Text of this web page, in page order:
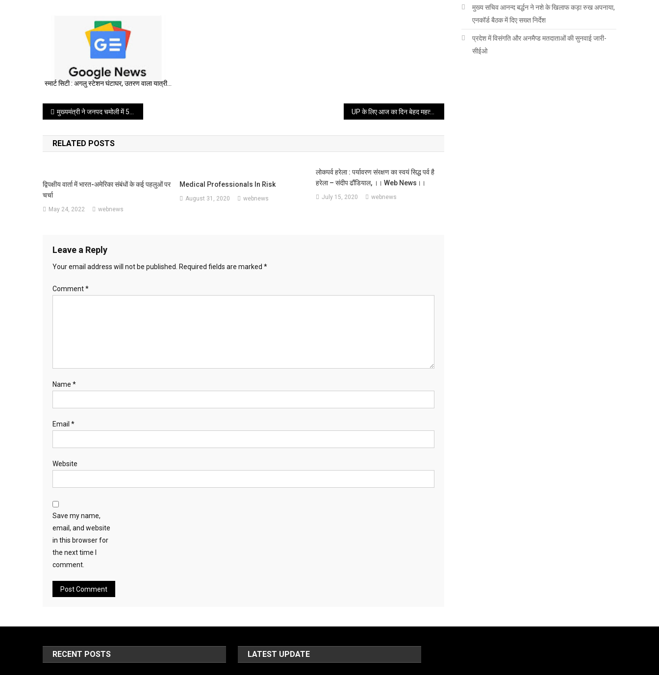
स्मार्ट सिटी : अगलु स्टेशन घंटाघर, उतरण वाला यात्री…
Post
navigation
मुख्यमंत्री ने जनपद चमोली में 56 करोड़, 54 लाख, 93 हजार की विकास योजनाओं का लोकार्पण व शिलान्यास किया। UP के लिए आज का दिन बेहद महत्वपूर्ण, निःशुल्क टैबलेट, स्मार्टफोन वितरण अभियान का शुभारम्भ
RELATED POSTS
द्विपक्षीय वार्ता में भारत-अमेरिका संबंधों के कई पहलुओं पर
चर्चा
May 24, 2022 webnews
Medical Professionals In Risk
August 31, 2020 webnews
लोकपर्व हरेला : पर्यावरण संरक्षण का स्वयं सिद्ध पर्व है
हरेला – संदीप ढौंडियाल, ।। Web News।।
July 15, 2020 webnews
Leave a Reply
Your email address will not be published. Required fields are marked *
Comment*
Name *
Email *
Website
Save my name,
email, and website
in this browser for
the next time I
comment.
मुख्य सचिव आनन्द बर्द्धन ने नशे के खिलाफ कड़ा रुख अपनाया,
एनकॉर्ड बैठक में दिए सख्त निर्देश
प्रदेश में विसंगति और अनमैप्ड मतदाताओं की सुनवाई जारी-
सीईओ
RECENT POSTS LATEST UPDATE